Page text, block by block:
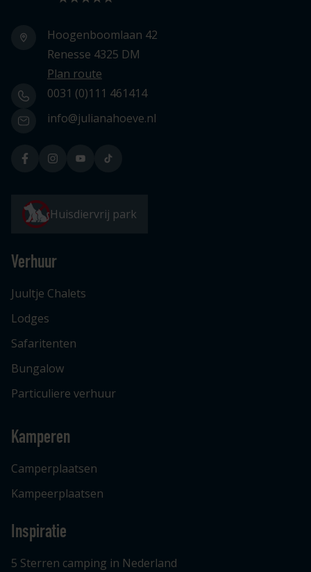
Hoogenboomlaan 42
Renesse 4325 DM
Plan route
0031 (0)111 461414
info@julianahoeve.nl
Huisdiervrij park
Verhuur
Juultje Chalets
Lodges
Safaritenten
Bungalow
Particuliere verhuur
Kamperen
Camperplaatsen
Kampeerplaatsen
Inspiratie
5 Sterren camping in Nederland